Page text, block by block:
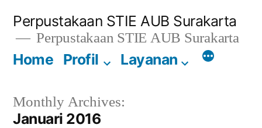
konten
Perpustakaan STIE AUB Surakarta
Perpustakaan STIE AUB Surakarta
Home Profil Layanan
Monthly Archives:
Januari 2016